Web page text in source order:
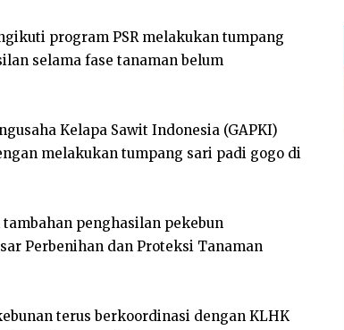
program PSR melakukan tumpang
selama fase tanaman belum
Kelapa Sawit Indonesia (GAPKI)
melakukan tumpang sari padi gogo di
penghasilan pekebun
Perbenihan dan Proteksi Tanaman
terus berkoordinasi dengan KLHK